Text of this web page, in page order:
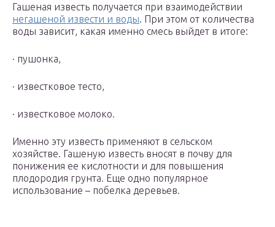
Гашеная известь получается при взаимодействии
негашеной извести и воды. При этом от количества
воды зависит, какая именно смесь выйдет в итоге:
· пушонка,
· известковое тесто,
· известковое молоко.
Именно эту известь применяют в сельском
хозяйстве. Гашеную известь вносят в почву для
понижения ее кислотности и для повышения
плодородия грунта. Еще одно популярное
использование – побелка деревьев.